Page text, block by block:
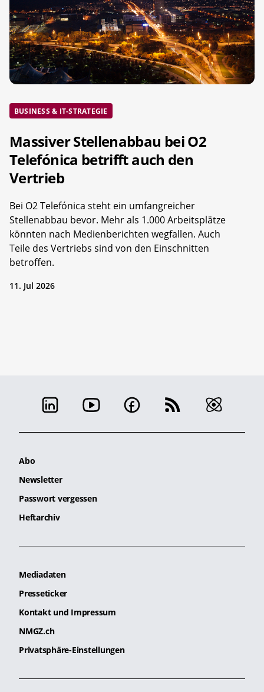
BUSINESS & IT-STRATEGIE
Massiver Stellenabbau bei O2
Telefónica betrifft auch den
Vertrieb
Bei O2 Telefónica steht ein umfangreicher
Stellenabbau bevor. Mehr als 1.000 Arbeitsplätze
könnten nach Medienberichten wegfallen. Auch
Teile des Vertriebs sind von den Einschnitten
betroffen.
11. Jul 2026
Abo
Newsletter
Passwort vergessen
Heftarchiv
Mediadaten
Presseticker
Kontakt und Impressum
NMGZ.ch
Privatsphäre-Einstellungen